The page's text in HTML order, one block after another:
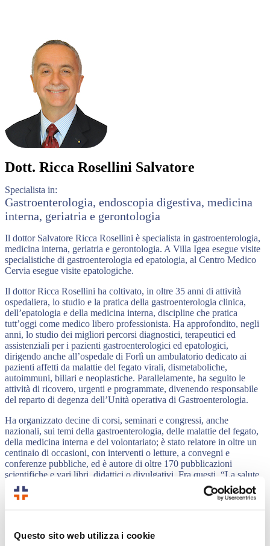
Questo sito web utilizza i cookie
Dott. Ricca Rosellini Salvatore
Specialista in:
Gastroenterologia, endoscopia digestiva, medicina
interna, geriatria e gerontologia
Il dottor Salvatore Ricca Rosellini è specialista in gastroenterologia,
medicina interna, geriatria e gerontologia. A Villa Igea esegue visite
specialistiche di gastroenterologia ed epatologia, al Centro Medico
Cervia esegue visite epatologiche.
Il dottor Ricca Rosellini ha coltivato, in oltre 35 anni di attività
ospedaliera, lo studio e la pratica della gastroenterologia clinica,
dell’epatologia e della medicina interna, discipline che pratica
tutt’oggi come medico libero professionista. Ha approfondito, negli
anni, lo studio dei migliori percorsi diagnostici, terapeutici ed
assistenziali per i pazienti gastroenterologici ed epatologici,
dirigendo anche all’ospedale di Forlì un ambulatorio dedicato ai
pazienti affetti da malattie del fegato virali, dismetaboliche,
autoimmuni, biliari e neoplastiche. Parallelamente, ha seguito le
attività di ricovero, urgenti e programmate, divenendo responsabile
del reparto di degenza dell’Unità operativa di Gastroenterologia.
Ha organizzato decine di corsi, seminari e congressi, anche
nazionali, sui temi della gastroenterologia, delle malattie del fegato,
della medicina interna e del volontariato; è stato relatore in oltre un
centinaio di occasioni, con interventi o letture, a convegni e
conferenze pubbliche, ed è autore di oltre 170 pubblicazioni
scientifiche e vari libri, didattici o divulgativi. Fra questi, “La salute
del tuo fegato” (SugarCo), “Fegato sano” (L’Età dell’Acquario),
“Gli alleati per la salute” (L’Età dell’Acquario), “Vincere la polio.